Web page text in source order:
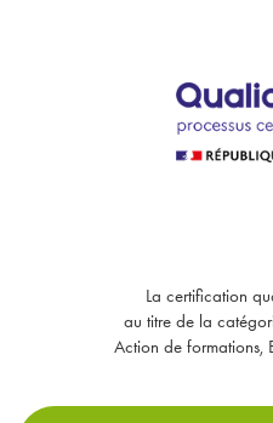
La certification
au titre de la
Action de formations,